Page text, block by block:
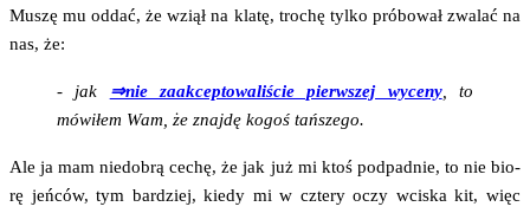
Muszę mu oddać, że wziął na kla­tę, tro­chę tyl­ko pró­bo­wał zwa­lać na
nas, że:
- jak ⇒nie zaak­cep­to­wa­li­ście pierw­szej wyce­ny, to
mówi­łem Wam, że znaj­dę kogoś tańszego.
Ale ja mam nie­do­brą cechę, że jak już mi ktoś pod­pad­nie, to nie bio­
rę jeń­ców, tym bar­dziej, kie­dy mi w czte­ry oczy wci­ska kit, więc